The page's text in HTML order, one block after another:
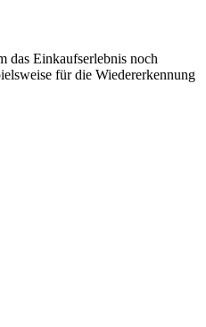
das Einkaufserlebnis noch
für die Wiedererkennung